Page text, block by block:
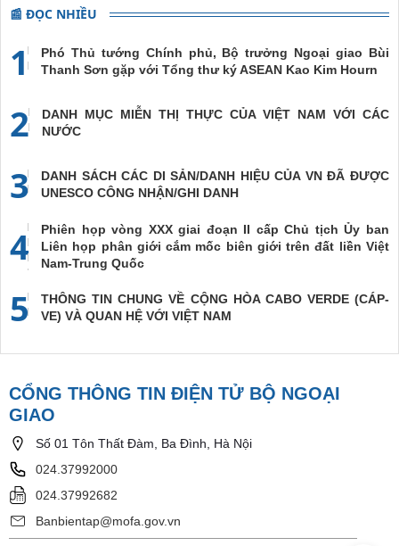
📰 ĐỌC NHIỀU
1
Phó Thủ tướng Chính phủ, Bộ trưởng Ngoại giao Bùi
Thanh Sơn gặp với Tổng thư ký ASEAN Kao Kim Hourn
2
DANH MỤC MIỄN THỊ THỰC CỦA VIỆT NAM VỚI CÁC
NƯỚC
3
DANH SÁCH CÁC DI SẢN/DANH HIỆU CỦA VN ĐÃ ĐƯỢC
UNESCO CÔNG NHẬN/GHI DANH
4
Phiên họp vòng XXX giai đoạn II cấp Chủ tịch Ủy ban
Liên họp phân giới cắm mốc biên giới trên đất liền Việt
Nam-Trung Quốc
5
THÔNG TIN CHUNG VỀ CỘNG HÒA CABO VERDE (CÁP-
VE) VÀ QUAN HỆ VỚI VIỆT NAM
CỔNG THÔNG TIN ĐIỆN TỬ BỘ NGOẠI
GIAO
Số 01 Tôn Thất Đàm, Ba Đình, Hà Nội
024.37992000
024.37992682
Banbientap@mofa.gov.vn